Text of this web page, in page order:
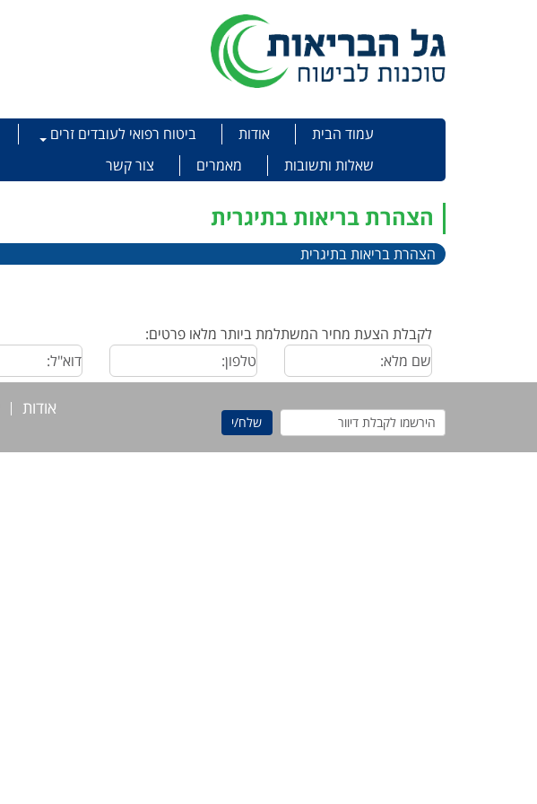
Skip to contentעמוד הבית אודות ביטוח רפואי לעובדים זרים
שאלות ותשובות
מאמרים צור קשר
הצהרת בריאות בתיגרית
הצהרת בריאות בתיגרית
לקבלת הצעת מחיר המשתלמת ביותר מלאו פרטים:
אודות